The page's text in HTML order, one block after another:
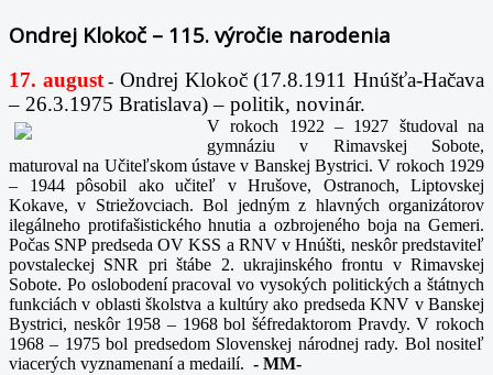
Ondrej Klokoč – 115. výročie narodenia
17. august- Ondrej Klokoč (17.8.1911 Hnúšťa-Hačava
– 26.3.1975 Bratislava) – politik, novinár.
V rokoch 1922 – 1927 študoval na
gymnáziu v Rimavskej Sobote,
maturoval na Učiteľskom ústave v Banskej Bystrici. V rokoch 1929
– 1944 pôsobil ako učiteľ v Hrušove, Ostranoch, Liptovskej
Kokave, v Striežovciach. Bol jedným z hlavných organizátorov
ilegálneho protifašistického hnutia a ozbrojeného boja na Gemeri.
Počas SNP predseda OV KSS a RNV v Hnúšti, neskôr predstaviteľ
povstaleckej SNR pri štábe 2. ukrajinského frontu v Rimavskej
Sobote. Po oslobodení pracoval vo vysokých politických a štátnych
funkciách v oblasti školstva a kultúry ako predseda KNV v Banskej
Bystrici, neskôr 1958 – 1968 bol šéfredaktorom Pravdy. V rokoch
1968 – 1975 bol predsedom Slovenskej národnej rady. Bol nositeľ
viacerých vyznamenaní a medailí. - MM-